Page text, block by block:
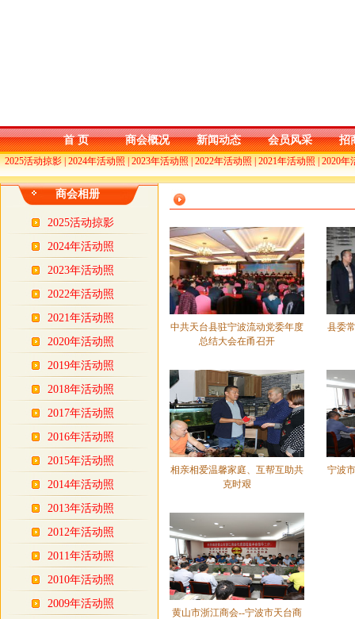
首 页 商会概况 新闻动态 会员风采 招
2025活动掠影|2024年活动照|2023年活动照|2022年活动照|2021年活动照|2020年
商会相册
2025活动掠影
2024年活动照
2023年活动照
2022年活动照
2021年活动照
2020年活动照
2019年活动照
2018年活动照
2017年活动照
2016年活动照
2015年活动照
2014年活动照
2013年活动照
2012年活动照
2011年活动照
2010年活动照
2009年活动照
中共天台县驻宁波流动党委年度
总结大会在甬召开
县委
相亲相爱温馨家庭、互帮互助共
克时艰
宁波
黄山市浙江商会--宁波市天台商